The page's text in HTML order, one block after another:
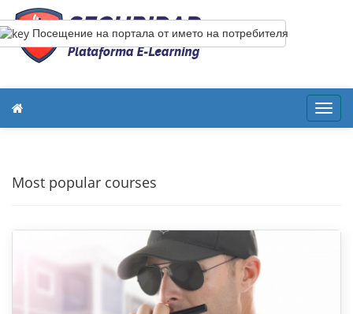
Посещение на портала от името на потребителя
Most popular courses